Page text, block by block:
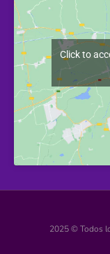
Click to
2025 © Todos